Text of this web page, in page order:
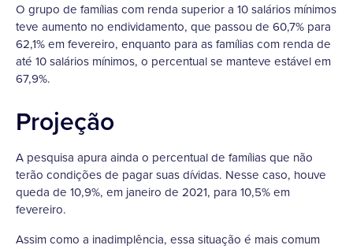
O grupo de famílias com renda superior a 10 salários mínimos
teve aumento no endividamento, que passou de 60,7% para
62,1% em fevereiro, enquanto para as famílias com renda de
até 10 salários mínimos, o percentual se manteve estável em
67,9%.
Projeção
A pesquisa apura ainda o percentual de famílias que não
terão condições de pagar suas dívidas. Nesse caso, houve
queda de 10,9%, em janeiro de 2021, para 10,5% em
fevereiro.
Assim como a inadimplência, essa situação é mais comum